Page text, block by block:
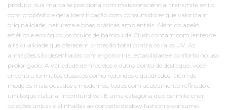
produto, sua marca se posiciona com mais consciência, transmite estilo
com propósito e gera identificação com consumidores que valorizam
originalidade, natureza e boas práticas ambientais. Além do apelo
estético e ecológico, os óculos de bambu da Clush contam com lentes de
alta qualidade que oferecem proteção total contra os raios UV. As
armações são desenhadas com ergonomia, estabilidade e conforto no uso
prolongado. A variedade de modelos é outro ponto de destaque: você
encontra formatos clássicos como redondos e quadrados, além de
modelos mais ousados e modernos, todos com acabamento refinado e
um toque natural inconfundível. É uma categoria que permite criar
coleções únicas e alinhadas ao conceito de slow fashion e consumo